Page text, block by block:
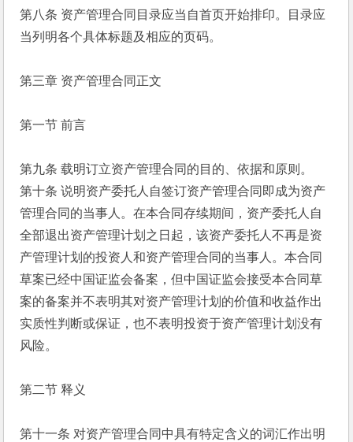
第八条 资产管理合同目录应当自首页开始排印。目录应
当列明各个具体标题及相应的页码。
第三章 资产管理合同正文
第一节 前言
第九条 载明订立资产管理合同的目的、依据和原则。
第十条 说明资产委托人自签订资产管理合同即成为资产
管理合同的当事人。在本合同存续期间，资产委托人自
全部退出资产管理计划之日起，该资产委托人不再是资
产管理计划的投资人和资产管理合同的当事人。本合同
草案已经中国证监会备案，但中国证监会接受本合同草
案的备案并不表明其对资产管理计划的价值和收益作出
实质性判断或保证，也不表明投资于资产管理计划没有
风险。
第二节 释义
第十一条 对资产管理合同中具有特定含义的词汇作出明